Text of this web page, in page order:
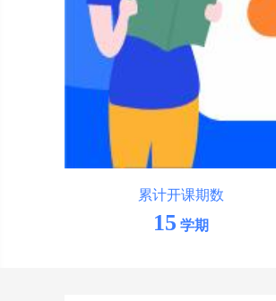
累计开课期数
15 学期